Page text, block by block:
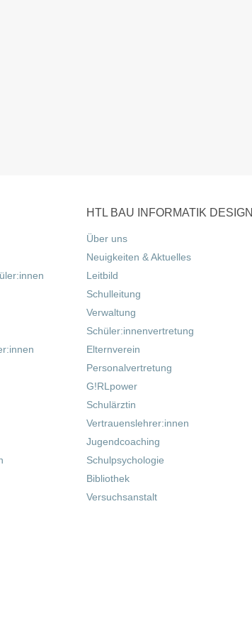
HTL BAU INFORMATIK DESIGN
Über uns
Neuigkeiten & Aktuelles
Leitbild
Schulleitung
Verwaltung
Schüler:innenvertretung
Elternverein
Personalvertretung
G!RLpower
Schulärztin
Vertrauenslehrer:innen
Jugendcoaching
Schulpsychologie
Bibliothek
Versuchsanstalt